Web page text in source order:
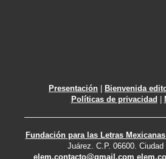
Presentación Bienvenida
Políticas de privacidad
Fundación para las Letras
Juárez. C.P. 06600. Ciudad
elem.contacto@gmail.com